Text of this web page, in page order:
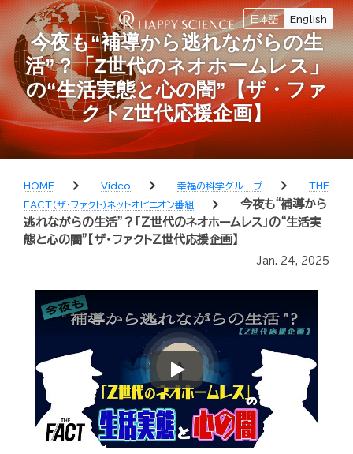
日本語 English
今夜も“補導から逃れながらの生
活”？「Z世代のネオホームレス」
の“生活実態と心の闇”【ザ・ファ
クトZ世代応援企画】
HOME chevron_right Video chevron_right 幸福の科学グループ chevron_right
THE
FACT（ザ・ファクト）ネットオピニオン番組
chevron_right
今夜も“補導から
逃れながらの生活”？「Z世代のネオホームレス」の“生活実
態と心の闇”【ザ・ファクトZ世代応援企画】
Jan. 24, 2025
Play